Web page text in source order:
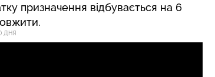
призначення відбувається на 6
ДНЯ